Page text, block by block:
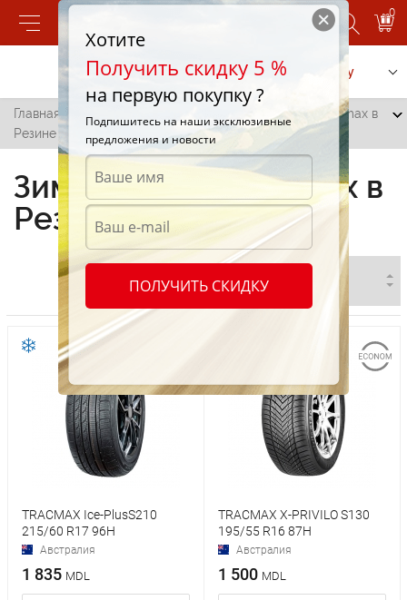
0
Позвонить Заказать услугу
Главная /
Зимние шины Tracmax в
Резине
Зимние шины Tracmax в
Резине
TRACMAX Ice-PlusS210
215/60 R17 96H
Австралия
1 835 MDL
TRACMAX X-PRIVILO S130
195/55 R16 87H
Австралия
1 500 MDL
Хотите
Получить скидку 5 %
на первую покупку ?
Подпишитесь на наши эксклюзивные
предложения и новости
ПОЛУЧИТЬ СКИДКУ